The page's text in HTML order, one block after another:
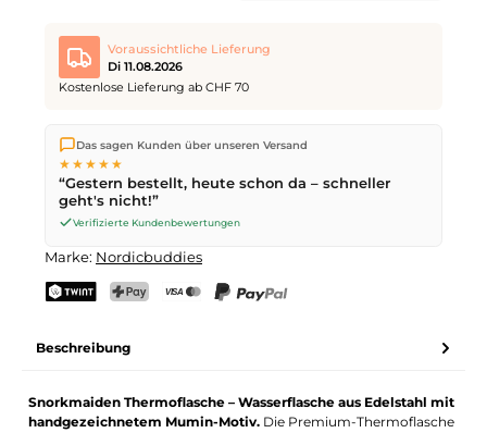
Voraussichtliche Lieferung
Di 11.08.2026
Kostenlose Lieferung ab CHF 70
Wir versenden direkt aus unserem Lager in Kriens. Ab
ist die Lieferung kostenlos. Bestellungen bis
werden noch am selben Tag versendet – Zustellung am
nächsten Werktagmit der Schweizerischen Post.
Das sagen Kunden über unseren Versand
★★★★★
“Gestern bestellt, heute schon da – schneller
geht's nicht!”
Verifizierte Kundenbewertungen
Marke: Nordicbuddies
Beschreibung
Snorkmaiden Thermoflasche – Wasserflasche aus Edelstahl mit
handgezeichnetem Mumin-Motiv. Die Premium-Thermoflasche